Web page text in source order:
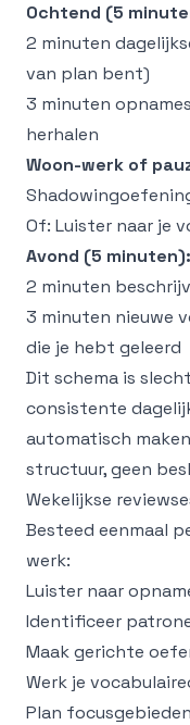
Ochtend (5
2 minuten
van plan bent)
3 minuten
herhalen
Woon-werk of
Of: Luister naar je
Avond (5 minuten):
2 minuten
3 minuten nieuwe
die je hebt geleerd
Dit schema is
consistente
automatisch
structuur, geen
Wekelijkse
Besteed eenmaal
werk:
Luister naar
Identificeer
Maak gerichte
Werk je
Plan